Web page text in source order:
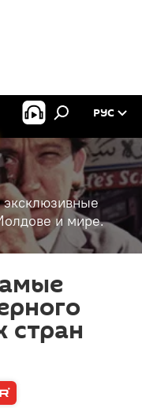
РУС
и мире.
стран